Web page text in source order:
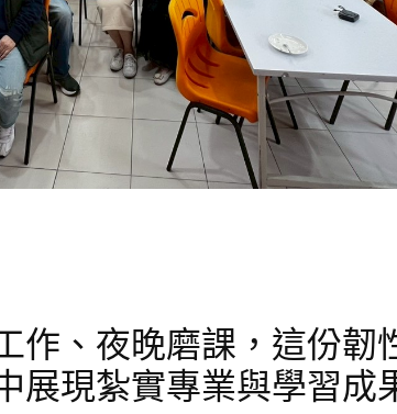
作、夜晚磨課，這份韌
展現紮實專業與學習成